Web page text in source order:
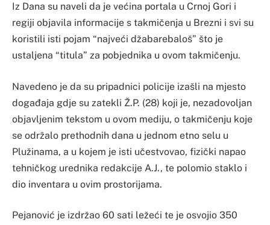
Iz Dana su naveli da je većina portala u Crnoj Gori i
regiji objavila informacije s takmičenja u Brezni i svi su
koristili isti pojam “najveći džabarebaloš” što je
ustaljena “titula” za pobjednika u ovom takmičenju.
Navedeno je da su pripadnici policije izašli na mjesto
događaja gdje su zatekli Ž.P. (28) koji je, nezadovoljan
objavljenim tekstom u ovom mediju, o takmičenju koje
se održalo prethodnih dana u jednom etno selu u
Plužinama, a u kojem je isti učestvovao, fizički napao
tehničkog urednika redakcije A.J., te polomio staklo i
dio inventara u ovim prostorijama.
Pejanović je izdržao 60 sati ležeći te je osvojio 350